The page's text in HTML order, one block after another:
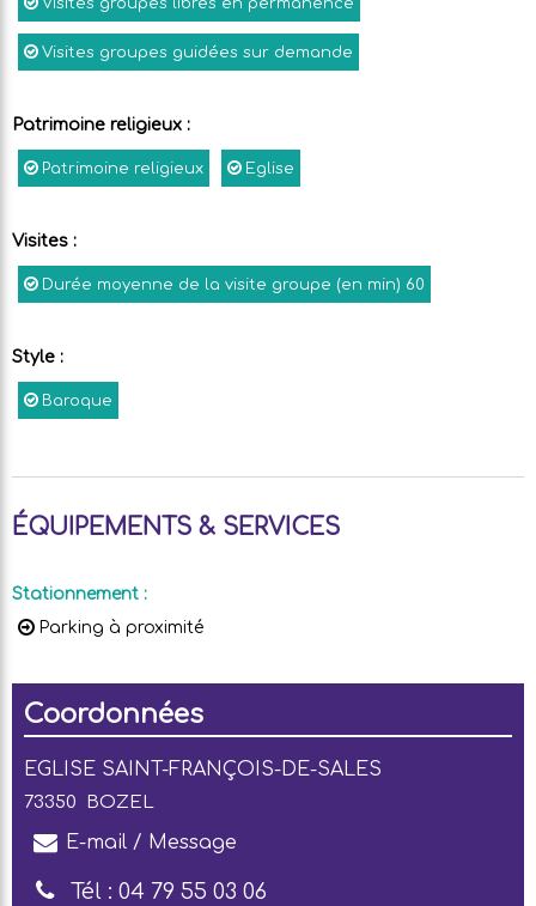
Visites groupes libres en permanence
Visites groupes guidées sur demande
Patrimoine religieux :
Patrimoine religieux Eglise
Visites :
Durée moyenne de la visite groupe (en min) 60
Style :
Baroque
ÉQUIPEMENTS & SERVICES
Stationnement :
Parking à proximité
Coordonnées
EGLISE SAINT-FRANÇOIS-DE-SALES
73350 BOZEL
E-mail / Message
Tél : 04 79 55 03 06